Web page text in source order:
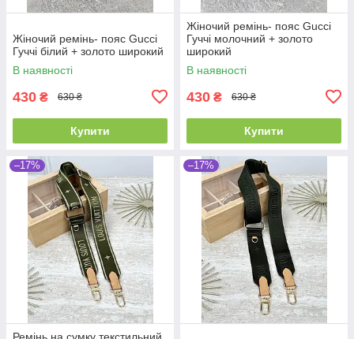
Жіночий ремінь- пояс Gucci
Гуччі білий + золото широкий
В наявності
430 ₴ 630 ₴
Купити
Жіночий ремінь- пояс Gucci
Гуччі молочний + золото
широкий
В наявності
430 ₴ 630 ₴
Купити
–17% –17%